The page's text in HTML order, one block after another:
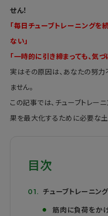
せん！
「毎日チューブトレーニングを
ない」
「一時的に引き締まっても、気
実はその原因は、あなたの努
ません。
この記事では、チューブトレー
果を最大化するために必要な土
目次
チューブトレーニン
筋肉に負荷をか